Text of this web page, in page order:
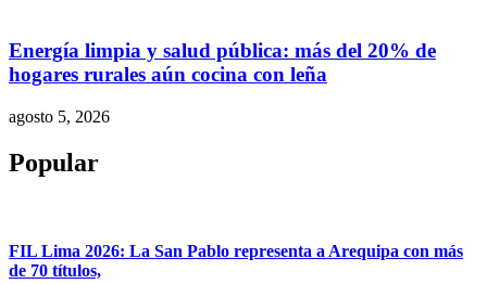
Energía limpia y salud pública: más del 20% de
hogares rurales aún cocina con leña
agosto 5, 2026
Popular
FIL Lima 2026: La San Pablo representa a Arequipa con más
de 70 títulos,